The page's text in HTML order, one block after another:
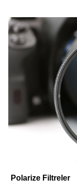
Polarize Filtreler